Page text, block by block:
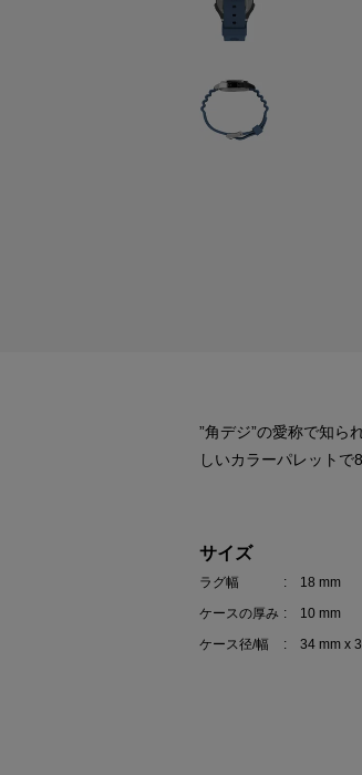
”角デジ”の愛称で知ら
しいカラーパレットで
サイズ
ラグ幅
: 18 mm
ケースの厚み : 10 mm
ケース径/幅
: 34 mm x